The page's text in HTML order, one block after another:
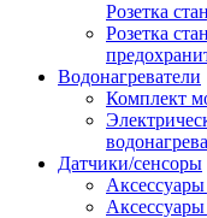
Розетка
Розетка
Водонагреватели
Комплект
Датчики/сенсоры